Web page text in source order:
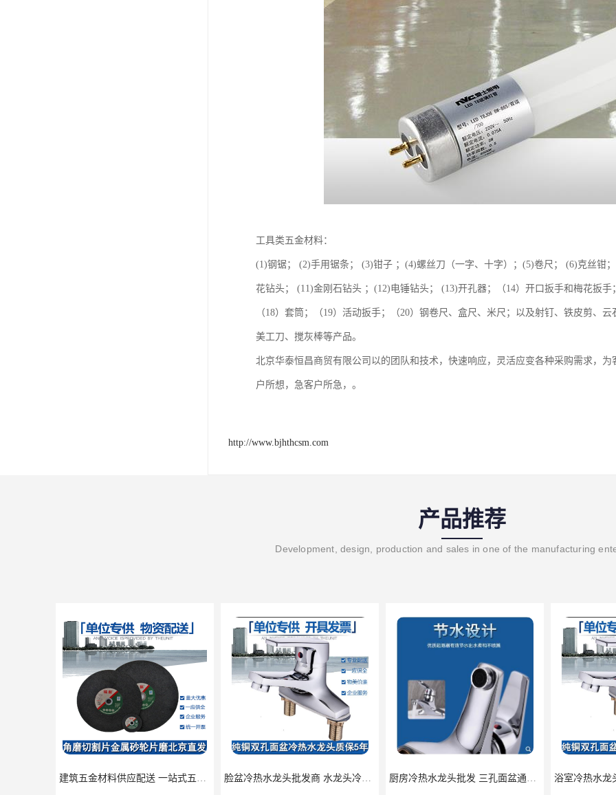
工具类五金材料：
(1)钢锯； (2)手用锯条； (3)钳子 ；(4)螺丝刀（一字、十字）；(5)卷尺； (6)克丝钳
花钻头； (11)金刚石钻头 ；(12)电锤钻头； (13)开孔器；（14）开口扳手和梅花扳
（18）套筒；（19）活动扳手；（20）钢卷尺、盒尺、米尺；以及射钉、铁皮剪、
美工刀、搅灰棒等产品。
北京华泰恒昌商贸有限公司以的团队和技术，快速响应，灵活应变各种采购需求，
户所想，急客户所急，。
http://www.bjhthcsm.com
产品推荐
Development, design, production and sales in one of the manufacturing
建筑五金材料供应配送 一站式五金材料供应商 脸盆冷热水龙头批发商 水龙头冷热洗脸盆池 全城配送 厨房冷热水龙头批发 三孔面盆通用中珠 24小时内送达